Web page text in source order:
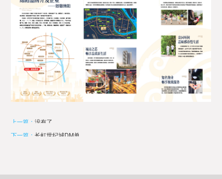
上一篇：没有了
下一篇：长虹世纪城DM单